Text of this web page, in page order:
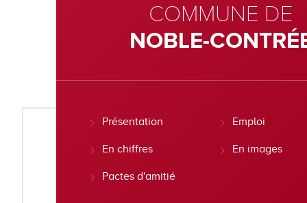
COMMUNE DE
NOBLE-
Présentation Emploi
En chiffres En images
Pactes d'amitié